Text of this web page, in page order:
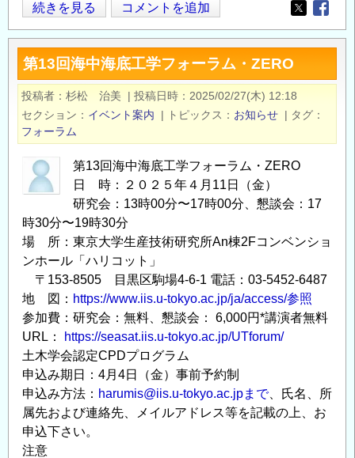
第
15
回
EST
普
推
進
フ
ォ
ラ
ム
開
催
ご
案
内
【7
月
18
日
（金）】
続きを見る コメントを追加
Opens in
第13回海中海底工学フォーラム・ZERO
投稿者 杉松 治美 | 投稿日時
2025/02/27(木) 12:18
セクション
イベント案内 | トピックス お知らせ | タグ
フォーラム
第13回海中海底工学フォーラム・ZERO
日 時：２０２５年４月11日（金）
研究会：13時00分〜17時00分、懇談会：17
時30分〜19時30分
場 所：東京大学生産技術研究所An棟2Fコンベンショ
ンホール「ハリコット」
〒153-8505 目黒区駒場4-6-1 電話：03-5452-6487
地 図： https://www.iis.u-tokyo.ac.jp/ja/access/参照
参加費：研究会：無料、懇談会： 6,000円*講演者無料
URL：
https://seasat.iis.u-tokyo.ac.jp/UTforum/
土木学会認定CPDプログラム
申込み期日：4月4日（金）事前予約制
申込み方法： harumis@iis.u-tokyo.ac.jpまで、氏名、所
属先および連絡先、メイルアドレス等を記載の上、お
申込下さい。
注意